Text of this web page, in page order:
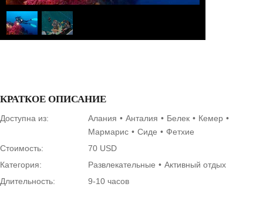
КРАТКОЕ ОПИСАНИЕ
Доступна из: Алания Анталия Белек
Кемер
Мармарис
Сиде
Фетхие
Стоимость:
70 USD
Категория:
Развлекательные
Активный отдых
Длительность:
9-10 часов